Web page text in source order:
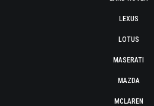
LEXUS
LOTUS
MASERATI
MAZDA
MCLAREN